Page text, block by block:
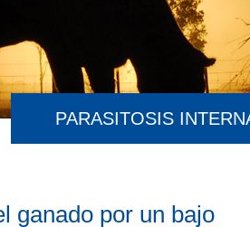
PARASITOSIS
ganado por un bajo